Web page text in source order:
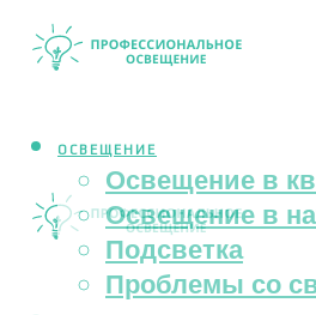
ОСВЕЩЕНИЕ
Освещение в
Освещение в
Подсветка
Проблемы со